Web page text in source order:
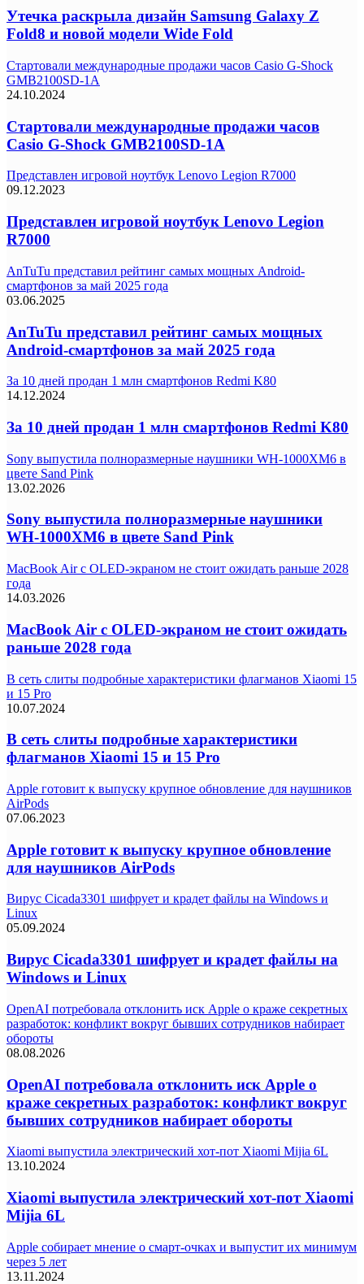
Утечка раскрыла дизайн Samsung Galaxy Z
Fold8 и новой модели Wide Fold
Стартовали международные продажи часов Casio G-Shock
GMB2100SD-1A
24.10.2024
Стартовали международные продажи часов
Casio G-Shock GMB2100SD-1A
Представлен игровой ноутбук Lenovo Legion R7000
09.12.2023
Представлен игровой ноутбук Lenovo Legion
R7000
AnTuTu представил рейтинг самых мощных Android-
смартфонов за май 2025 года
03.06.2025
AnTuTu представил рейтинг самых мощных
Android-смартфонов за май 2025 года
За 10 дней продан 1 млн смартфонов Redmi K80
14.12.2024
За 10 дней продан 1 млн смартфонов Redmi K80
Sony выпустила полноразмерные наушники WH-1000XM6 в
цвете Sand Pink
13.02.2026
Sony выпустила полноразмерные наушники
WH-1000XM6 в цвете Sand Pink
MacBook Air с OLED‑экраном не стоит ожидать раньше 2028
года
14.03.2026
MacBook Air с OLED‑экраном не стоит ожидать
раньше 2028 года
В сеть слиты подробные характеристики флагманов Xiaomi 15
и 15 Pro
10.07.2024
В сеть слиты подробные характеристики
флагманов Xiaomi 15 и 15 Pro
Apple готовит к выпуску крупное обновление для наушников
AirPods
07.06.2023
Apple готовит к выпуску крупное обновление
для наушников AirPods
Вирус Cicada3301 шифрует и крадет файлы на Windows и
Linux
05.09.2024
Вирус Cicada3301 шифрует и крадет файлы на
Windows и Linux
OpenAI потребовала отклонить иск Apple о краже секретных
разработок: конфликт вокруг бывших сотрудников набирает
обороты
08.08.2026
OpenAI потребовала отклонить иск Apple о
краже секретных разработок: конфликт вокруг
бывших сотрудников набирает обороты
Xiaomi выпустила электрический хот-пот Xiaomi Mijia 6L
13.10.2024
Xiaomi выпустила электрический хот-пот Xiaomi
Mijia 6L
Apple собирает мнение о смарт-очках и выпустит их минимум
через 5 лет
13.11.2024